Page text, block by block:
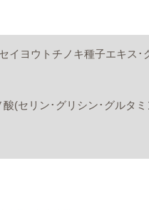
ヨウトチノキ種子エキス･
(セリン･グリシン･グルタ